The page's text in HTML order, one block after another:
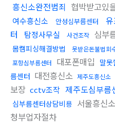
흥신소완전범죄 협박받고있
여수흥신소 안성심부름센터
터
탐정사무실 사건조작 심부
몸캠피싱해결방법 못받은돈불법회
포항심부름센터 대포폰매입 말
름센터 대전흥신소 제주도흥신소
보장 cctv조작 제주도심부름
심부름센터상담비용 서울흥신소
청부업자절차